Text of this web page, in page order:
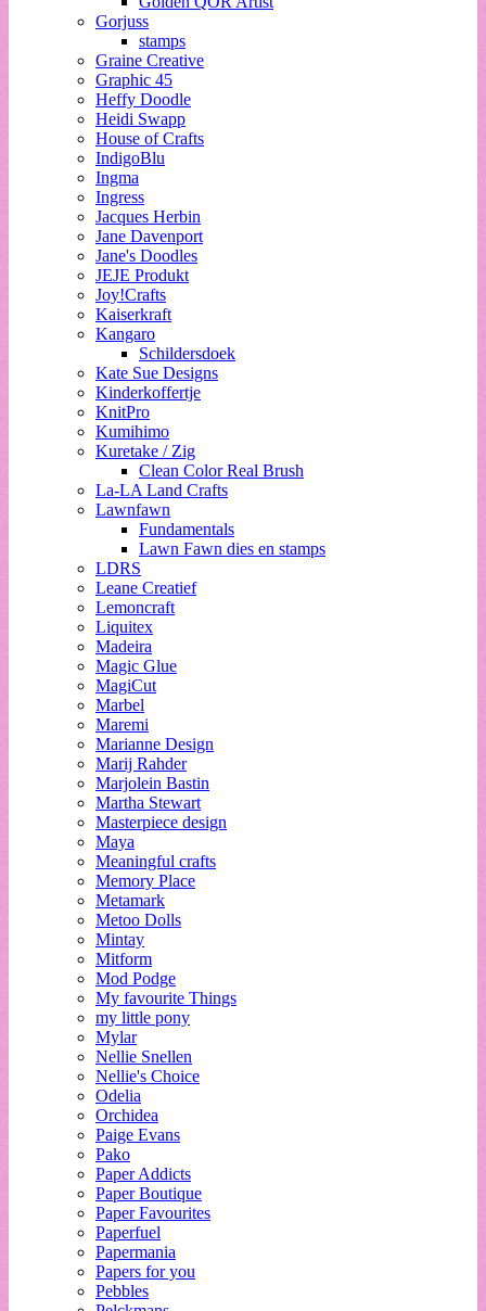
Gorjuss
stamps
Graine Creative
Graphic 45
Heffy Doodle
Heidi Swapp
House of Crafts
IndigoBlu
Ingma
Ingress
Jacques Herbin
Jane Davenport
Jane's Doodles
JEJE Produkt
Joy!Crafts
Kaiserkraft
Kangaro
Schildersdoek
Kate Sue Designs
Kinderkoffertje
KnitPro
Kumihimo
Kuretake / Zig
Clean Color Real Brush
La-LA Land Crafts
Lawnfawn
Fundamentals
Lawn Fawn dies en stamps
LDRS
Leane Creatief
Lemoncraft
Liquitex
Madeira
Magic Glue
MagiCut
Marbel
Maremi
Marianne Design
Marij Rahder
Marjolein Bastin
Martha Stewart
Masterpiece design
Maya
Meaningful crafts
Memory Place
Metamark
Metoo Dolls
Mintay
Mitform
Mod Podge
My favourite Things
my little pony
Mylar
Nellie Snellen
Nellie's Choice
Odelia
Orchidea
Paige Evans
Pako
Paper Addicts
Paper Boutique
Paper Favourites
Paperfuel
Papermania
Papers for you
Pebbles